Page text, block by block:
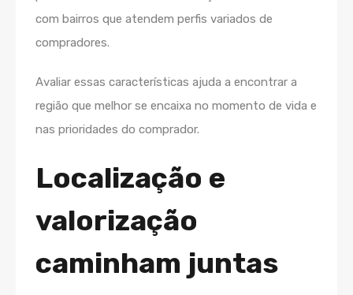
com bairros que atendem perfis variados de
compradores.
Avaliar essas características ajuda a encontrar a
região que melhor se encaixa no momento de vida e
nas prioridades do comprador.
Localização e
valorização
caminham juntas